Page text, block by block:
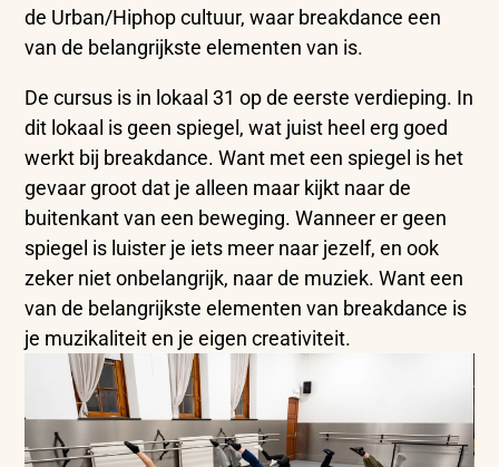
de Urban/Hiphop cultuur, waar breakdance een
van de belangrijkste elementen van is.
De cursus is in lokaal 31 op de eerste verdieping. In
dit lokaal is geen spiegel, wat juist heel erg goed
werkt bij breakdance. Want met een spiegel is het
gevaar groot dat je alleen maar kijkt naar de
buitenkant van een beweging. Wanneer er geen
spiegel is luister je iets meer naar jezelf, en ook
zeker niet onbelangrijk, naar de muziek. Want een
van de belangrijkste elementen van breakdance is
je muzikaliteit en je eigen creativiteit.